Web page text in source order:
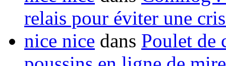
relais pour éviter une
nice nice dans Poulet de